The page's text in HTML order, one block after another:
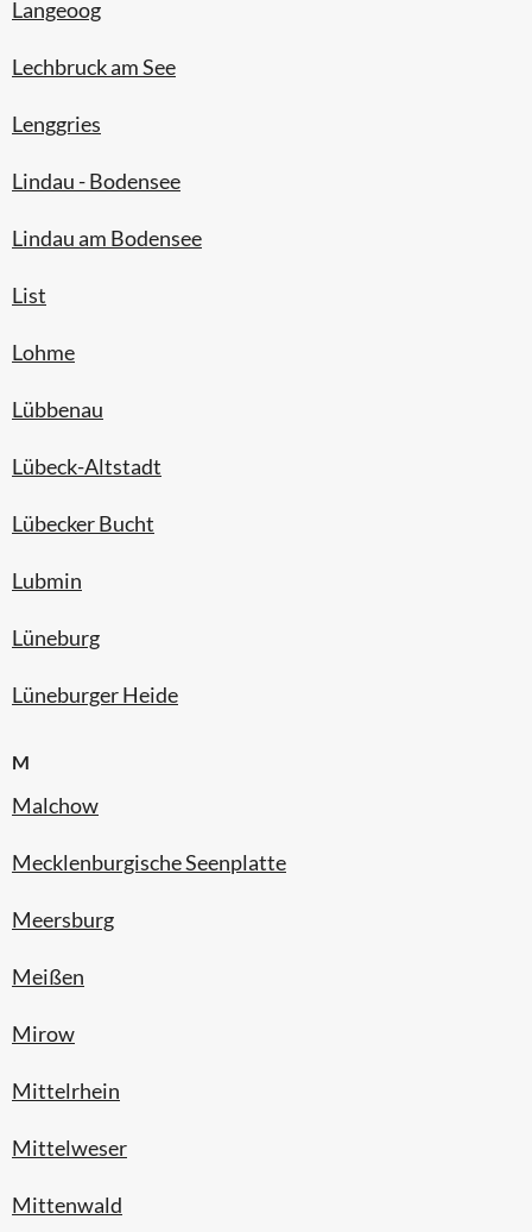
Langeoog
Lechbruck am See
Lenggries
Lindau - Bodensee
Lindau am Bodensee
List
Lohme
Lübbenau
Lübeck-Altstadt
Lübecker Bucht
Lubmin
Lüneburg
Lüneburger Heide
M
Malchow
Mecklenburgische Seenplatte
Meersburg
Meißen
Mirow
Mittelrhein
Mittelweser
Mittenwald